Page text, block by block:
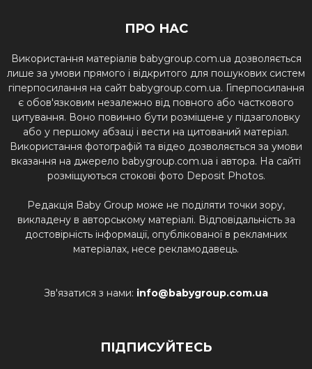
ПРО НАС
Використання матеріалів babygroup.com.ua дозволяється
лише за умови прямого і відкритого для пошукових систем
гіперпосилання на сайт babygroup.com.ua. Гіперпосилання
є обов'язковим незалежно від повного або часткового
цитування. Воно повинно бути розміщене у підзаголовку
або у першому абзаці і вести на цитований матеріал.
Використання фотографій та відео дозволяється за умови
вказання на джерело babygroup.com.ua і автора. На сайті
розміщуються стокові фото Deposit Photos.
Редакція Baby Group може не поділяти точки зору,
викладену в авторському матеріалі. Відповідальність за
достовірність інформації, опублікованої в рекламних
матеріалах, несе рекламодавець.
Зв'язатися з нами: info@babygroup.com.ua
ПІДПИСУЙТЕСЬ